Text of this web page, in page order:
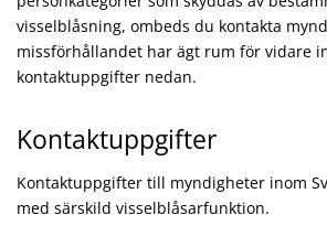
visselblåsning, ombeds du kontakta
missförhållandet har ägt rum för vidare
kontaktuppgifter nedan.
Kontaktuppgifter
Kontaktuppgifter till myndigheter inom
med särskild visselblåsarfunktion.